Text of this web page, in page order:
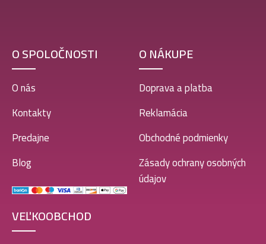
O SPOLOČNOSTI
O nás
Kontakty
Predajne
Blog
O NÁKUPE
Doprava a platba
Reklamácia
Obchodné podmienky
Zásady ochrany osobných
údajov
VEĽKOOBCHOD